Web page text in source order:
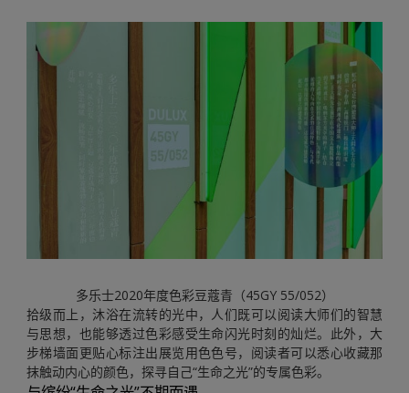
多乐士2020年度色彩豆蔻青（45GY 55/052）
拾级而上，沐浴在流转的光中，人们既可以阅读大师们的智慧
与思想，也能够透过色彩感受生命闪光时刻的灿烂。此外，大
步梯墙面更贴心标注出展览用色色号，阅读者可以悉心收藏那
抹触动内心的颜色，探寻自己“生命之光”的专属色彩。